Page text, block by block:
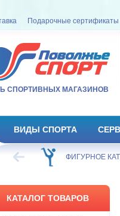
Подарочные сертификаты
СПОРТИВНЫХ МАГАЗИНОВ
ВИДЫ СПОРТА
ФИГУРНОЕ
КАТАЛОГ ТОВАРОВ